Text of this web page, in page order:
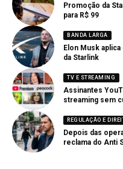
Promoção da
para R$ 99
BANDA LARGA
Elon Musk
da Starlink
TV E STREAMING
Assinantes
streaming sem
REGULAÇÃO E
Depois das
reclama do Anti